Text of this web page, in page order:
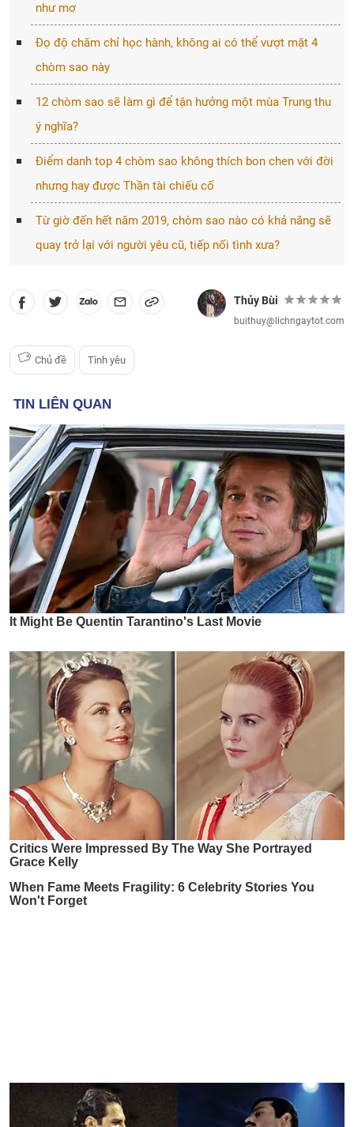
như mơ
Đọ độ chăm chỉ học hành, không ai có thể vượt mặt 4
chòm sao này
12 chòm sao sẽ làm gì để tận hưởng một mùa Trung thu
ý nghĩa?
Điểm danh top 4 chòm sao không thích bon chen với đời
nhưng hay được Thần tài chiếu cố
Từ giờ đến hết năm 2019, chòm sao nào có khả năng sẽ
quay trở lại với người yêu cũ, tiếp nối tình xưa?
Thủy Bùi
buithuy@lichngaytot.com
Chủ đề Tình yêu